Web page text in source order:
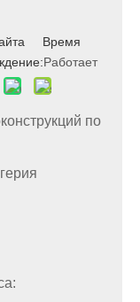
Время
Работает
по